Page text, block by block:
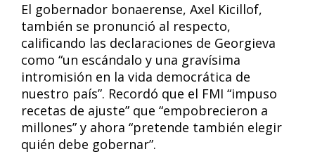
El gobernador bonaerense, Axel Kicillof,
también se pronunció al respecto,
calificando las declaraciones de Georgieva
como “un escándalo y una gravísima
intromisión en la vida democrática de
nuestro país”. Recordó que el FMI “impuso
recetas de ajuste” que “empobrecieron a
millones” y ahora “pretende también elegir
quién debe gobernar”.